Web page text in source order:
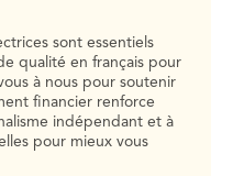
sont essentiels
qualité en français pour
à nous pour soutenir
financier renforce
indépendant et à
pour mieux vous